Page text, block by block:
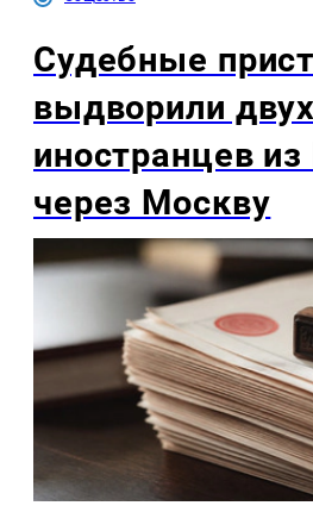
Судебные
выдворили двух
иностранцев
через Москву